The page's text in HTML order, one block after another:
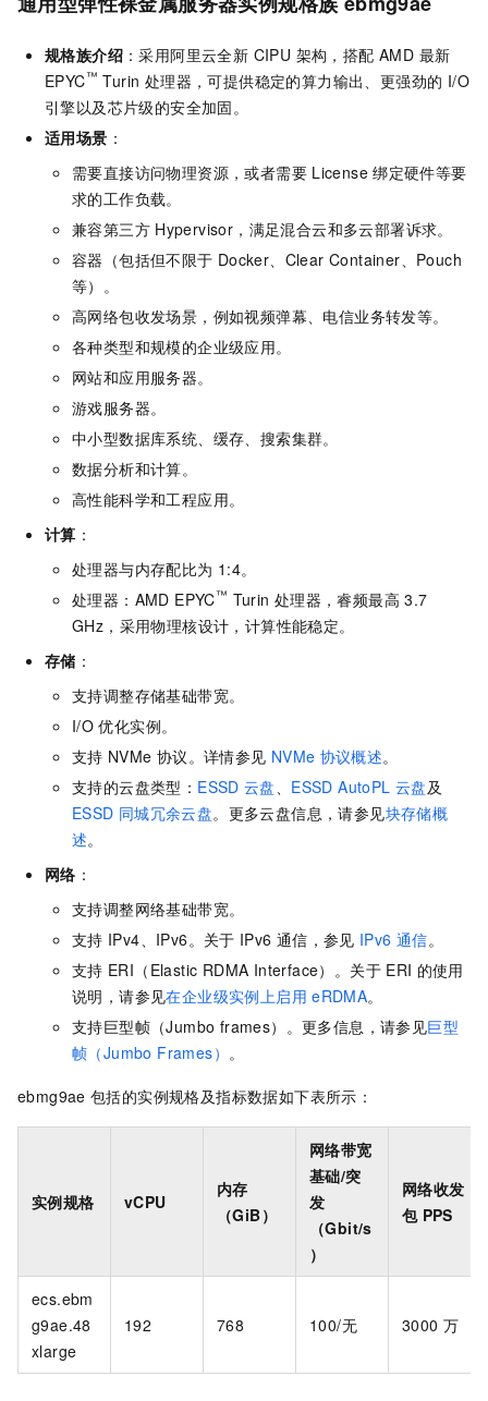
规格族介绍 ：采用阿里云全新 CIPU 架构，搭配 AMD 最新
EPYC™ Turin 处理器，可提供稳定的算力输出、更强劲的 I/O
引擎以及芯片级的安全加固。
适用场景 ：
需要直接访问物理资源，或者需要 License 绑定硬件等要
求的工作负载。
兼容第三方 Hypervisor，满足混合云和多云部署诉求。
容器（包括但不限于 Docker、Clear Container、Pouch
等）。
高网络包收发场景，例如视频弹幕、电信业务转发等。
各种类型和规模的企业级应用。
网站和应用服务器。
游戏服务器。
中小型数据库系统、缓存、搜索集群。
数据分析和计算。
高性能科学和工程应用。
计算 ：
处理器与内存配比为 1:4。
处理器：AMD EPYC™ Turin 处理器，睿频最高 3.7
GHz，采用物理核设计，计算性能稳定。
存储 ：
支持调整存储基础带宽。
I/O 优化实例。
支持 NVMe 协议。详情参见 NVMe 协议概述。
支持的云盘类型： ESSD 云盘 ESSD AutoPL 云盘及
ESSD 同城冗余云盘。更多云盘信息，请参见块存储概
述。
网络 ：
支持调整网络基础带宽。
支持 IPv4、IPv6。关于 IPv6 通信，参见 IPv6 通信。
支持 ERI（Elastic RDMA Interface）。关于 ERI 的使用
说明，请参见在企业级实例上启用 eRDMA。
支持巨型帧（Jumbo frames）。更多信息，请参见巨型
帧（Jumbo Frames） 。
ebmg9ae 包括的实例规格及指标数据如下表所示：
实例规格 vCPU
内存
（GiB）
网络带宽
基础/突
发
（Gbit/s
）
网络收发
包 PPS
ecs.ebm
g9ae.48
xlarge
192 768 100/无 3000 万